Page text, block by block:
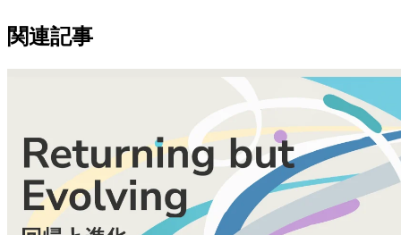
関連記事